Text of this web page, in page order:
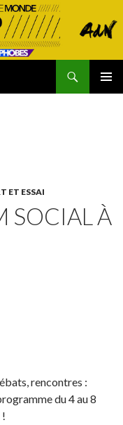
ET ESSAI
SOCIAL À
rencontres :
du 4 au 8